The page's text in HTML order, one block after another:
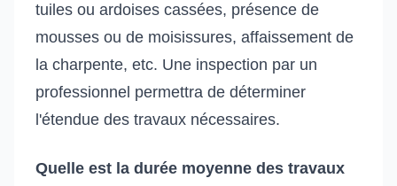
tuiles ou ardoises cassées, présence de
mousses ou de moisissures, affaissement de
la charpente, etc. Une inspection par un
professionnel permettra de déterminer
l'étendue des travaux nécessaires.
Quelle est la durée moyenne des travaux